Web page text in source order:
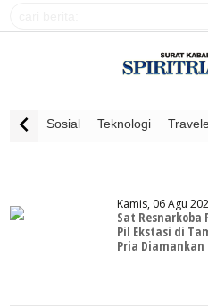
Sosial Teknologi
Kamis, 06 Agu
Sat Resnarkoba
Pil Ekstasi di
Pria Diamankan